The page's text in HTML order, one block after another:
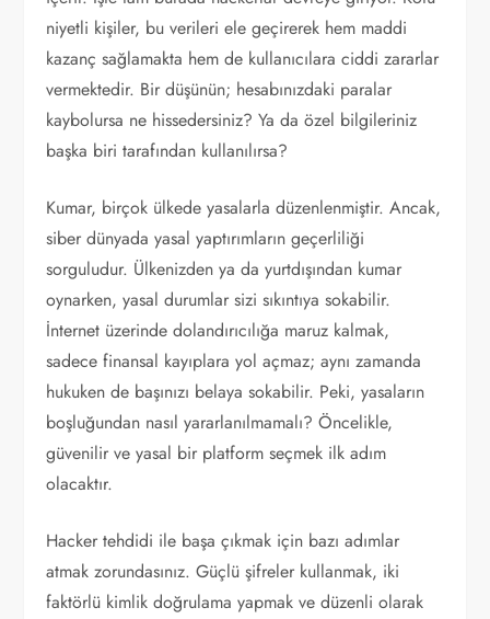
niyetli kişiler, bu verileri ele geçirerek hem maddi
kazanç sağlamakta hem de kullanıcılara ciddi zararlar
vermektedir. Bir düşünün; hesabınızdaki paralar
kaybolursa ne hissedersiniz? Ya da özel bilgileriniz
başka biri tarafından kullanılırsa?
Kumar, birçok ülkede yasalarla düzenlenmiştir. Ancak,
siber dünyada yasal yaptırımların geçerliliği
sorguludur. Ülkenizden ya da yurtdışından kumar
oynarken, yasal durumlar sizi sıkıntıya sokabilir.
İnternet üzerinde dolandırıcılığa maruz kalmak,
sadece finansal kayıplara yol açmaz; aynı zamanda
hukuken de başınızı belaya sokabilir. Peki, yasaların
boşluğundan nasıl yararlanılmamalı? Öncelikle,
güvenilir ve yasal bir platform seçmek ilk adım
olacaktır.
Hacker tehdidi ile başa çıkmak için bazı adımlar
atmak zorundasınız. Güçlü şifreler kullanmak, iki
faktörlü kimlik doğrulama yapmak ve düzenli olarak